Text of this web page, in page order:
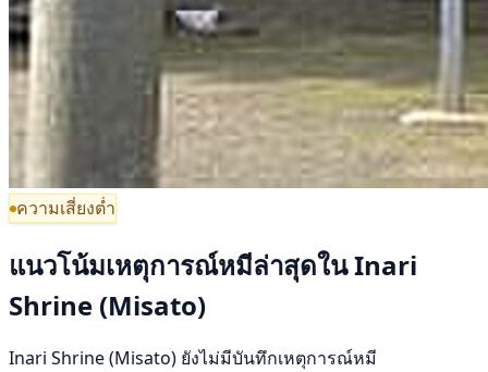
ความเสี่ยงต่ำ
แนวโน้มเหตุการณ์หมีล่าสุดใน Inari
Shrine (Misato)
Inari Shrine (Misato) ยังไม่มีบันทึกเหตุการณ์หมี